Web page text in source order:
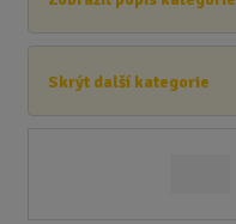
s
a
Skrýt další kategorie